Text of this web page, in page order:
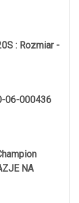
: Rozmiar -
06-000436
NA